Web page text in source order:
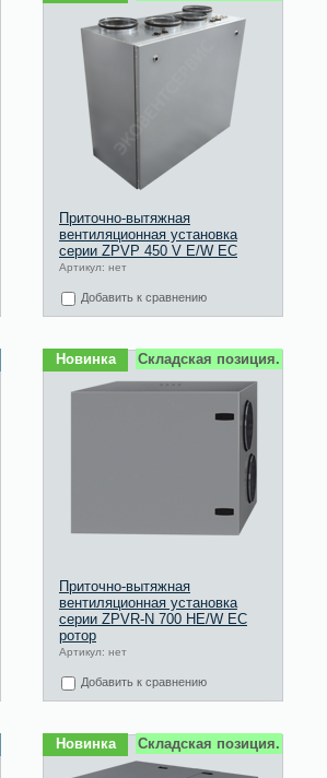
Приточно-вытяжная
вентиляционная установка
серии ZPVP 450 V E/W EC
Артикул: нет
Добавить к сравнению
Новинка Складская позиция.
Приточно-вытяжная
вентиляционная установка
серии ZPVR-N 700 HE/W EC
ротор
Артикул: нет
Добавить к сравнению
Новинка Складская позиция.